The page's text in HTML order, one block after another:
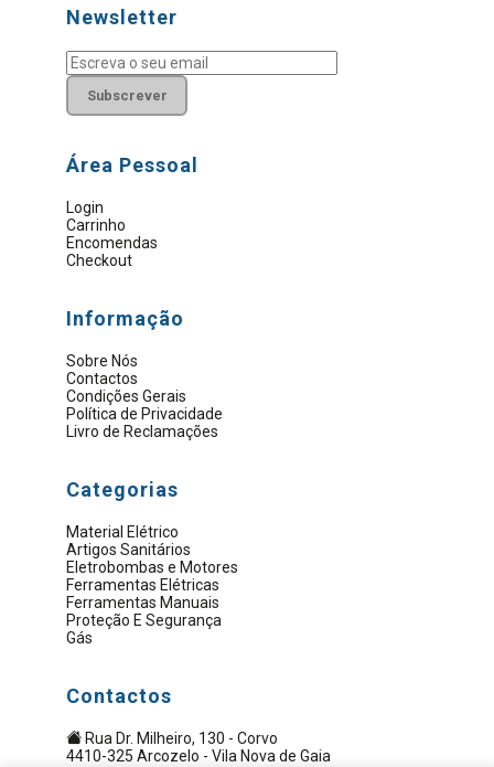
Newsletter
Subscrever
Área Pessoal
Login
Carrinho
Encomendas
Checkout
Informação
Sobre Nós
Contactos
Condições Gerais
Política de Privacidade
Livro de Reclamações
Categorias
Material Elétrico
Artigos Sanitários
Eletrobombas e Motores
Ferramentas Elétricas
Ferramentas Manuais
Proteção E Segurança
Gás
Contactos
Rua Dr. Milheiro, 130 - Corvo
4410-325 Arcozelo - Vila Nova de Gaia